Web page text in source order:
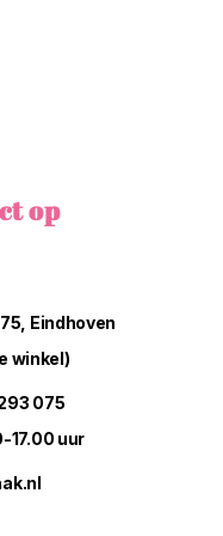
op
Eindhoven
winkel)
075
17.00 uur